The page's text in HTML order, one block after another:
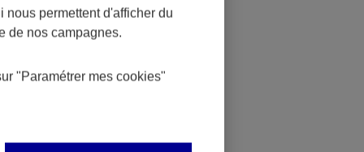
nous permettent d'afficher du
de nos campagnes.
"Paramétrer mes cookies"